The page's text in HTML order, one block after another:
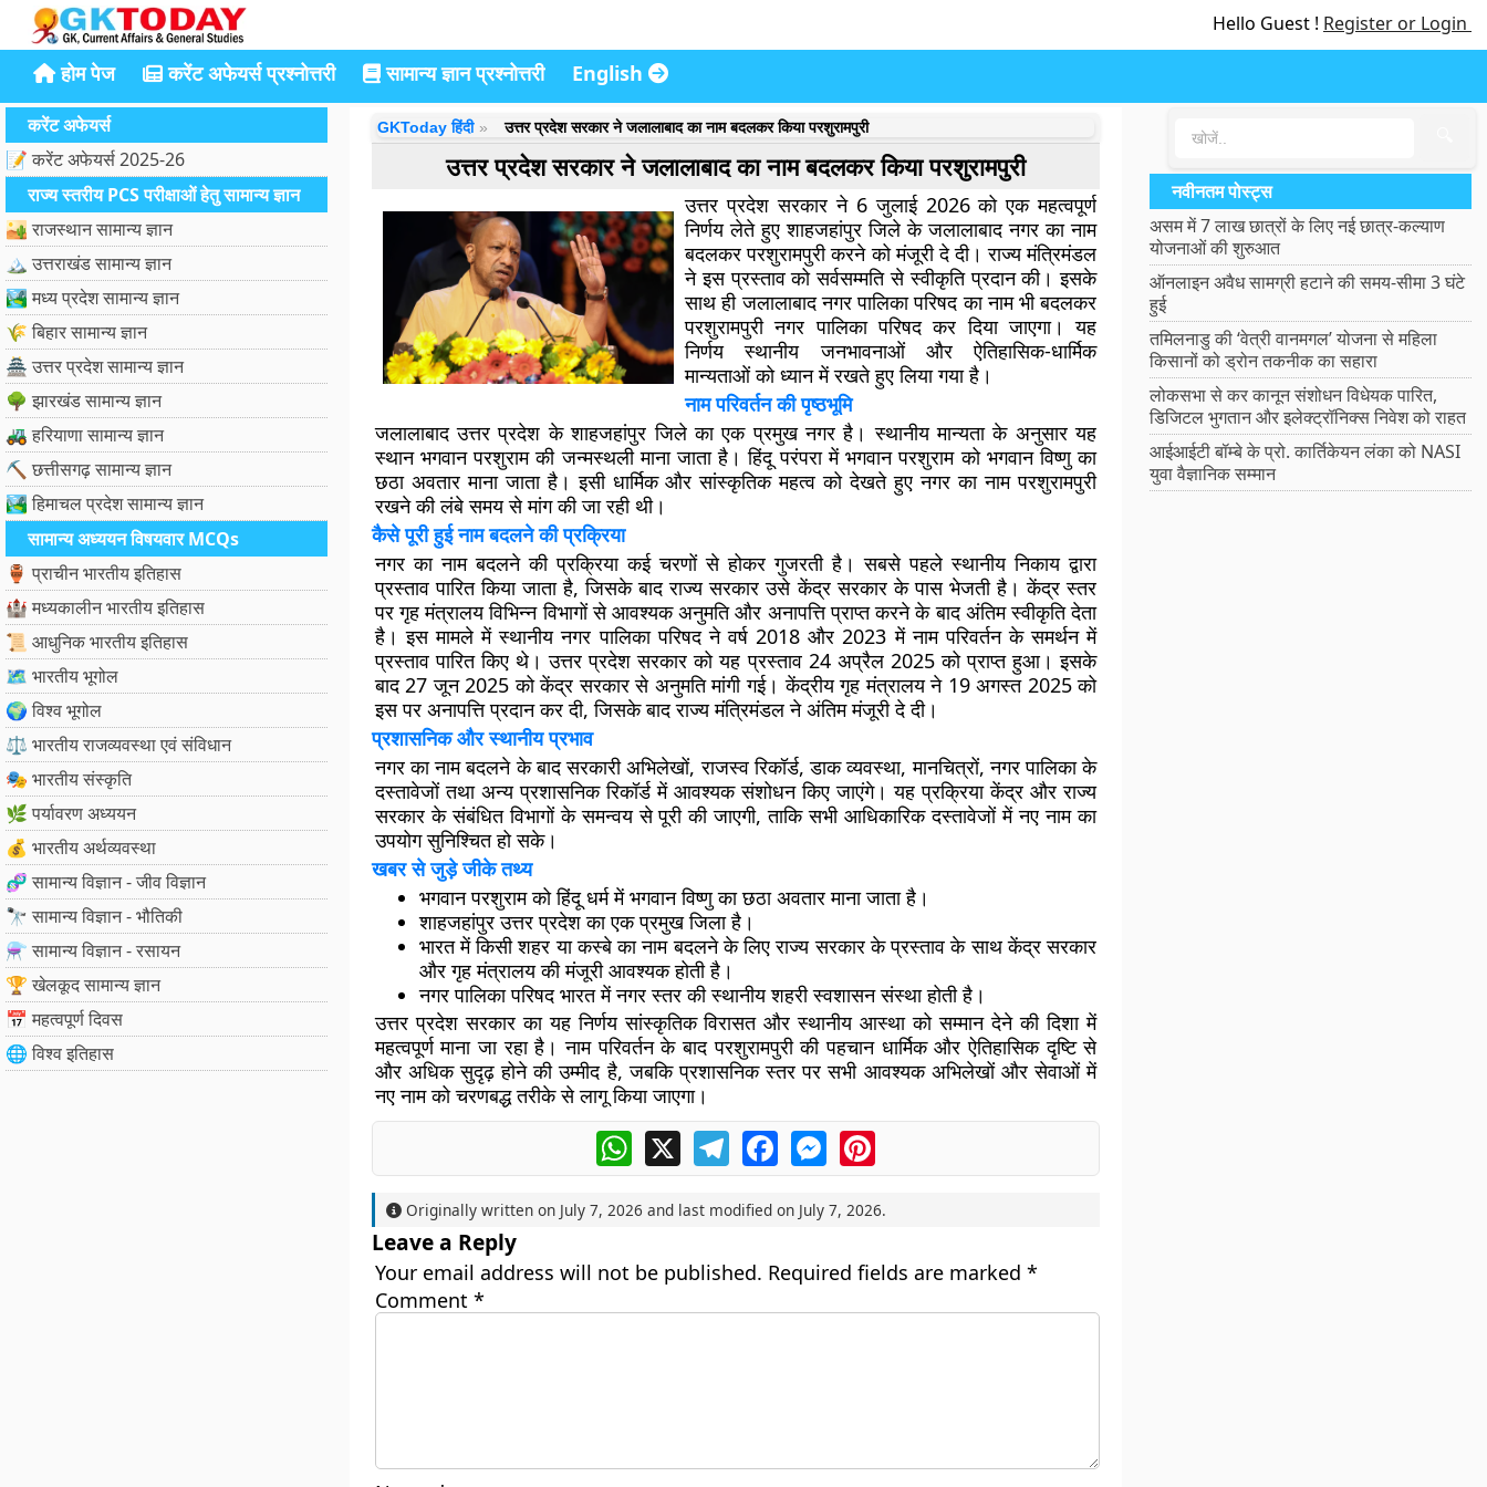
Hello Guest ! Register or Login
होम पेज करेंट अफेयर्स प्रश्नोत्तरी सामान्य ज्ञान प्रश्नोत्तरी English
करेंट अफेयर्स
📝 करेंट अफेयर्स 2025-26
राज्य स्तरीय PCS परीक्षाओं हेतु सामान्य ज्ञान
🏜️ राजस्थान सामान्य ज्ञान
🏔️ उत्तराखंड सामान्य ज्ञान
🏞️ मध्य प्रदेश सामान्य ज्ञान
🌾 बिहार सामान्य ज्ञान
🏯 उत्तर प्रदेश सामान्य ज्ञान
🌳 झारखंड सामान्य ज्ञान
🚜 हरियाणा सामान्य ज्ञान
⛏️ छत्तीसगढ़ सामान्य ज्ञान
🏞️ हिमाचल प्रदेश सामान्य ज्ञान
सामान्य अध्ययन विषयवार MCQs
🏺 प्राचीन भारतीय इतिहास
🏰 मध्यकालीन भारतीय इतिहास
📜 आधुनिक भारतीय इतिहास
🗺️ भारतीय भूगोल
🌍 विश्व भूगोल
⚖️ भारतीय राजव्यवस्था एवं संविधान
🎭 भारतीय संस्कृति
🌿 पर्यावरण अध्ययन
💰 भारतीय अर्थव्यवस्था
🧬 सामान्य विज्ञान - जीव विज्ञान
🔭 सामान्य विज्ञान - भौतिकी
⚗️ सामान्य विज्ञान - रसायन
🏆 खेलकूद सामान्य ज्ञान
📅 महत्वपूर्ण दिवस
🌐 विश्व इतिहास
GKToday हिंदी उत्तर प्रदेश सरकार ने जलालाबाद का नाम बदलकर किया परशुरामपुरी
उत्तर प्रदेश सरकार ने जलालाबाद का नाम बदलकर किया परशुरामपुरी
उत्तर प्रदेश सरकार ने 6 जुलाई 2026 को एक महत्वपूर्ण
निर्णय लेते हुए शाहजहांपुर जिले के जलालाबाद नगर का नाम
बदलकरपरशुरामपुरीकरने को मंजूरी दे दी। राज्य मंत्रिमंडल
ने इस प्रस्ताव को सर्वसम्मति से स्वीकृति प्रदान की। इसके
साथ ही जलालाबाद नगर पालिका परिषद का नाम भी बदलकर
परशुरामपुरी नगर पालिका परिषदकर दिया जाएगा। यह
निर्णय स्थानीय जनभावनाओं और ऐतिहासिक-धार्मिक
मान्यताओं को ध्यान में रखते हुए लिया गया है।
नाम परिवर्तन की पृष्ठभूमि
जलालाबाद उत्तर प्रदेश के शाहजहांपुर जिले का एक प्रमुख नगर है। स्थानीय मान्यता के अनुसार यह
स्थान भगवान परशुराम की जन्मस्थली माना जाता है। हिंदू परंपरा में भगवान परशुराम को भगवान विष्णु का
छठा अवतार माना जाता है। इसी धार्मिक और सांस्कृतिक महत्व को देखते हुए नगर का नाम परशुरामपुरी
रखने की लंबे समय से मांग की जा रही थी।
कैसे पूरी हुई नाम बदलने की प्रक्रिया
नगर का नाम बदलने की प्रक्रिया कई चरणों से होकर गुजरती है। सबसे पहले स्थानीय निकाय द्वारा
प्रस्ताव पारित किया जाता है, जिसके बाद राज्य सरकार उसे केंद्र सरकार के पास भेजती है। केंद्र स्तर
पर गृह मंत्रालय विभिन्न विभागों से आवश्यक अनुमति और अनापत्ति प्राप्त करने के बाद अंतिम स्वीकृति देता
है। इस मामले में स्थानीय नगर पालिका परिषद ने वर्ष 2018 और 2023 में नाम परिवर्तन के समर्थन में
प्रस्ताव पारित किए थे। उत्तर प्रदेश सरकार को यह प्रस्ताव 24 अप्रैल 2025 को प्राप्त हुआ। इसके
बाद 27 जून 2025 को केंद्र सरकार से अनुमति मांगी गई। केंद्रीय गृह मंत्रालय ने 19 अगस्त 2025 को
इस पर अनापत्ति प्रदान कर दी, जिसके बाद राज्य मंत्रिमंडल ने अंतिम मंजूरी दे दी।
प्रशासनिक और स्थानीय प्रभाव
नगर का नाम बदलने के बाद सरकारी अभिलेखों, राजस्व रिकॉर्ड, डाक व्यवस्था, मानचित्रों, नगर पालिका के
दस्तावेजों तथा अन्य प्रशासनिक रिकॉर्ड में आवश्यक संशोधन किए जाएंगे। यह प्रक्रिया केंद्र और राज्य
सरकार के संबंधित विभागों के समन्वय से पूरी की जाएगी, ताकि सभी आधिकारिक दस्तावेजों में नए नाम का
उपयोग सुनिश्चित हो सके।
खबर से जुड़े जीके तथ्य
भगवान परशुराम को हिंदू धर्म में भगवान विष्णु का छठा अवतार माना जाता है।
शाहजहांपुर उत्तर प्रदेश का एक प्रमुख जिला है।
भारत में किसी शहर या कस्बे का नाम बदलने के लिए राज्य सरकार के प्रस्ताव के साथ केंद्र सरकार
और गृह मंत्रालय की मंजूरी आवश्यक होती है।
नगर पालिका परिषद भारत में नगर स्तर की स्थानीय शहरी स्वशासन संस्था होती है।
उत्तर प्रदेश सरकार का यह निर्णय सांस्कृतिक विरासत और स्थानीय आस्था को सम्मान देने की दिशा में
महत्वपूर्ण माना जा रहा है। नाम परिवर्तन के बाद परशुरामपुरी की पहचान धार्मिक और ऐतिहासिक दृष्टि से
और अधिक सुदृढ़ होने की उम्मीद है, जबकि प्रशासनिक स्तर पर सभी आवश्यक अभिलेखों और सेवाओं में
नए नाम को चरणबद्ध तरीके से लागू किया जाएगा।
WhatsApp
X TelegramFacebookMessengerPinterest
Originally written on July 7, 2026 and last modified on July 7, 2026.
Leave a Reply
Your email address will not be published. Required fields are marked *
Comment *
नवीनतम पोस्ट्स
असम में 7 लाख छात्रों के लिए नई छात्र-कल्याण
योजनाओं की शुरुआत
ऑनलाइन अवैध सामग्री हटाने की समय-सीमा 3 घंटे
हुई
तमिलनाडु की ‘वेत्री वानमगल’ योजना से महिला
किसानों को ड्रोन तकनीक का सहारा
लोकसभा से कर कानून संशोधन विधेयक पारित,
डिजिटल भुगतान और इलेक्ट्रॉनिक्स निवेश को राहत
आईआईटी बॉम्बे के प्रो. कार्तिकेयन लंका को NASI
युवा वैज्ञानिक सम्मान